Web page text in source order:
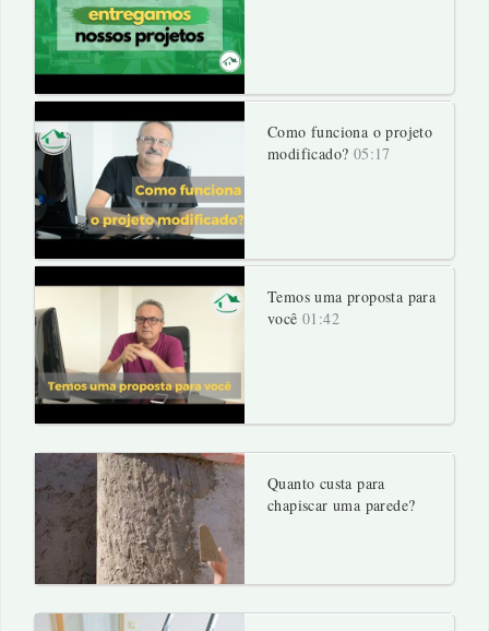
Como funciona o projeto
modificado? 05:17
Temos uma proposta para
você 01:42
Quanto custa para
chapiscar uma parede?